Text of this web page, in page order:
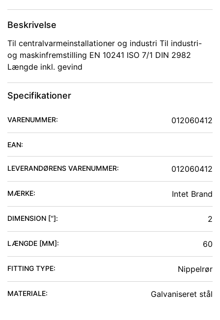
Beskrivelse
Til centralvarmeinstallationer og industri Til industri-
og maskinfremstilling EN 10241 ISO 7/1 DIN 2982
Længde inkl. gevind
Specifikationer
VARENUMMER: 012060412
EAN:
LEVERANDØRENS VARENUMMER: 012060412
MÆRKE: Intet Brand
DIMENSION ['']: 2
LÆNGDE [MM]: 60
FITTING TYPE: Nippelrør
MATERIALE: Galvaniseret stål